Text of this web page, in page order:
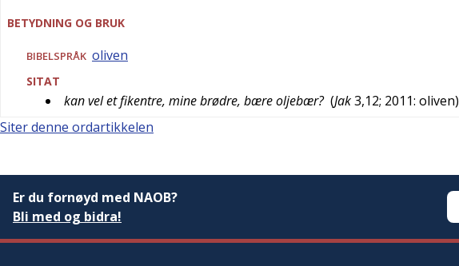
BETYDNING OG BRUK
BIBELSPRÅK oliven
SITAT
kan vel et fikentre, mine brødre, bære oljebær? (Jak3,12; 2011: oliven)
Siter denne ordartikkelen
Er du fornøyd med NAOB?
Bli med og bidra!